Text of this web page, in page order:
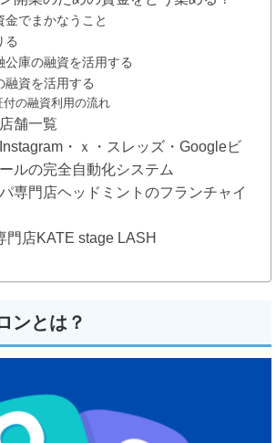
金でまかなうこと
る
公庫の融資を活用する
融資を活用する
付の融資利用の流れ
舗一覧
・ｘ・スレッズ・Googleビ
ルの完全自動化システム
専門店ヘッドミントのフランチャイ
門店KATE stage LASH
ンとは？